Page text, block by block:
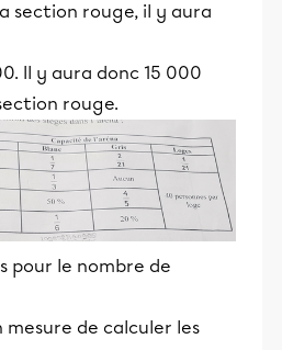
section rouge, il y aura
Il y aura donc 15 000
rouge.
pour le nombre de
mesure de calculer les